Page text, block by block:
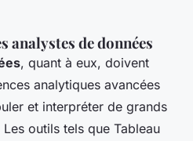
analystes de données
, quant à eux, doivent
analytiques avancées
et interpréter de grands
outils tels que Tableau